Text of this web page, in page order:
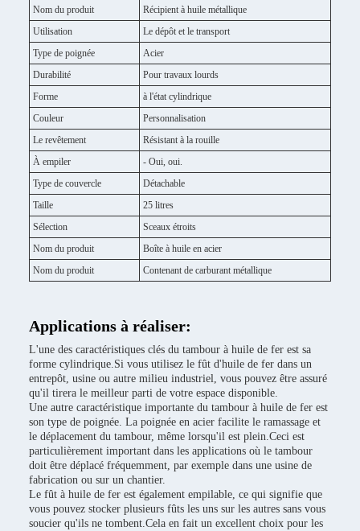
Nom du produit
Récipient à huile métallique
Utilisation
Le dépôt et le transport
Type de poignée
Acier
Durabilité
Pour travaux lourds
Forme
à l'état cylindrique
Couleur
Personnalisation
Le revêtement
Résistant à la rouille
À empiler
- Oui, oui.
Type de couvercle
Détachable
Taille
25 litres
Sélection
Sceaux étroits
Nom du produit
Boîte à huile en acier
Nom du produit
Contenant de carburant métallique
Applications à réaliser:
L'une des caractéristiques clés du tambour à huile de fer est sa
forme cylindrique.Si vous utilisez le fût d'huile de fer dans un
entrepôt, usine ou autre milieu industriel, vous pouvez être assuré
qu'il tirera le meilleur parti de votre espace disponible.
Une autre caractéristique importante du tambour à huile de fer est
son type de poignée. La poignée en acier facilite le ramassage et
le déplacement du tambour, même lorsqu'il est plein.Ceci est
particulièrement important dans les applications où le tambour
doit être déplacé fréquemment, par exemple dans une usine de
fabrication ou sur un chantier.
Le fût à huile de fer est également empilable, ce qui signifie que
vous pouvez stocker plusieurs fûts les uns sur les autres sans vous
soucier qu'ils ne tombent.Cela en fait un excellent choix pour les